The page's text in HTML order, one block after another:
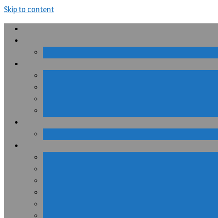
Skip to content